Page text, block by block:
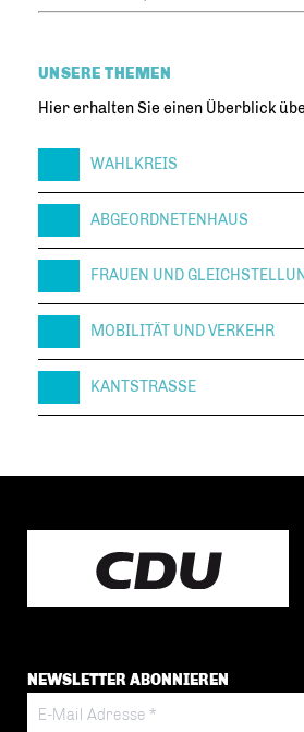
UNSERE THEMEN
Hier erhalten Sie einen Überblick
WAHLKREIS
ABGEORDNETENHAUS
FRAUEN UND
MOBILITÄT UND VERKEHR
KANTSTRASSE
NEWSLETTER ABONNIEREN